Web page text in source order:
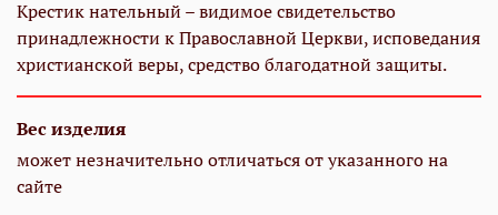
Крестик нательный – видимое свидетельство
принадлежности к Православной Церкви, исповедания
христианской веры, средство благодатной защиты.
Вес изделия
может незначительно отличаться от указанного на
сайте